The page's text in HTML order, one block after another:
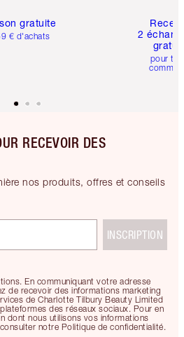
gratuite
€ d'achats
2
pour
RECEVOIR DES
nos produits, offres et conseils
En communiquant votre adresse
de recevoir des informations marketing
de Charlotte Tilbury Beauty Limited
des réseaux sociaux. Pour en
dont nous utilisons vos informations
notre Politique de confidentialité.
INSCRIPTION